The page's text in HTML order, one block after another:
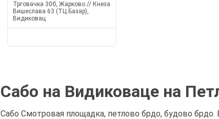
Трговачка 30б, Жарково // Кнеза
Вишеслава 63 (ТЦ Базар),
Видиковац
Сабо на Видиковаце на
Сабо Смотровая площадка, петлово брдо, будово